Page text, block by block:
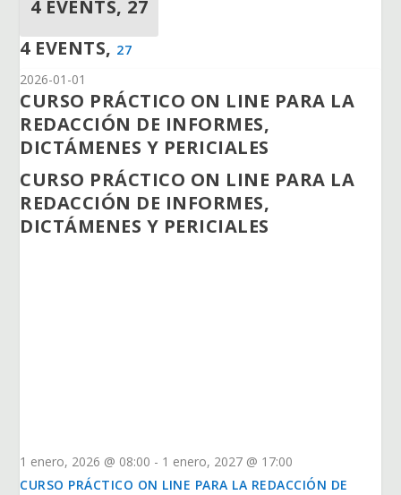
4 EVENTS, 27
4 EVENTS, 27
2026-01-01
CURSO PRÁCTICO ON LINE PARA LA
REDACCIÓN DE INFORMES,
DICTÁMENES Y PERICIALES
CURSO PRÁCTICO ON LINE PARA LA
REDACCIÓN DE INFORMES,
DICTÁMENES Y PERICIALES
1 enero, 2026 @ 08:00 - 1 enero, 2027 @ 17:00
CURSO PRÁCTICO ON LINE PARA LA REDACCIÓN DE